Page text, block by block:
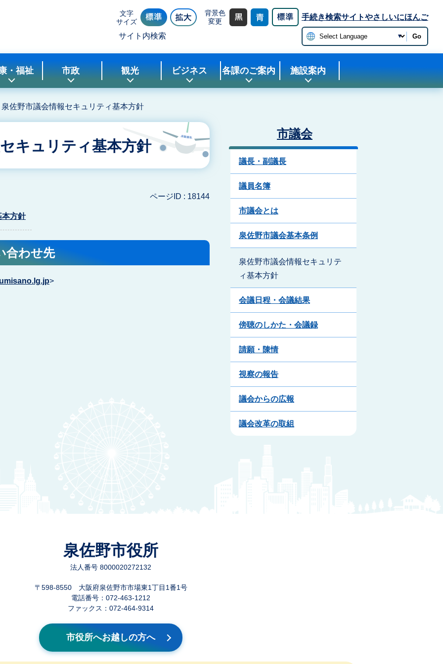
文字
サイズ
背景色
変更
手続き検索サイトやさしいにほんご
サイト内検索 Go
・福祉 市政 観光 ビジネス 各課のご案内 施設案内
泉佐野市議会情報セキュリティ基本方針
キュリティ基本方針
ページID : 18144
本方針
合わせ先
>
市議会
議長・副議長
議員名簿
市議会とは
泉佐野市議会基本条例
泉佐野市議会情報セキュリテ
ィ基本方針
会議日程・会議結果
傍聴のしかた・会議録
請願・陳情
視察の報告
議会からの広報
議会改革の取組
泉佐野市役所
法人番号 8000020272132
〒598-8550 大阪府泉佐野市市場東1丁目1番1号
電話番号：072-463-1212
ファックス：072-464-9314
市役所へお越しの方へ